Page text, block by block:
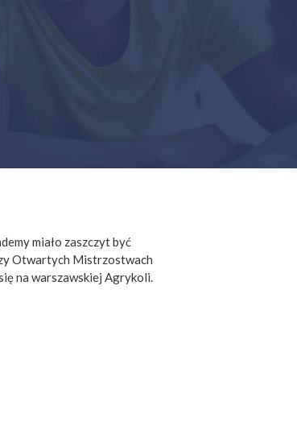
miało zaszczyt być
Otwartych Mistrzostwach
na warszawskiej Agrykoli.